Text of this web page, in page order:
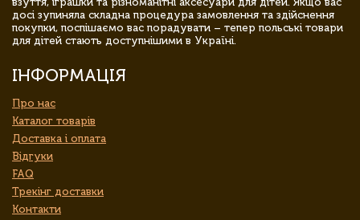
досі зупиняла складна процедура замовлення та здійснення
покупки, поспішаємо вас порадувати – тепер польські товари
для дітей стають доступнішими в Україні.
ІНФОРМАЦІЯ
Про нас
Каталог товарів
Доставка і оплата
Відгуки
FAQ
Трекінг доставки
Контакти